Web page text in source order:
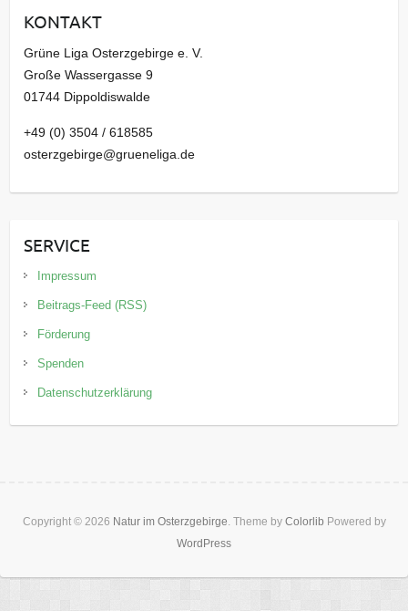
v
KONTAKT
Grüne Liga Osterzgebirge e. V.
Große Wassergasse 9
01744 Dippoldiswalde
+49 (0) 3504 / 618585
osterzgebirge@grueneliga.de
SERVICE
Impressum
Beitrags-Feed (RSS)
Förderung
Spenden
Datenschutzerklärung
Copyright © 2026 Natur im Osterzgebirge. Theme by Colorlib Powered by
WordPress